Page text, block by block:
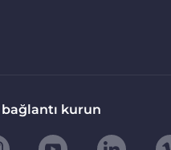
kurun